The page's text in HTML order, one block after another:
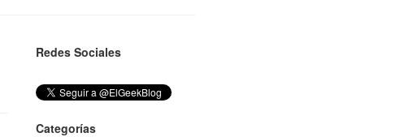
Redes Sociales
Categorías